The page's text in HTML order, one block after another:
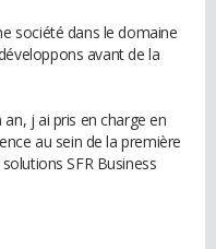
société dans le domaine
avant de la
j ai pris en charge en
au sein de la première
SFR Business